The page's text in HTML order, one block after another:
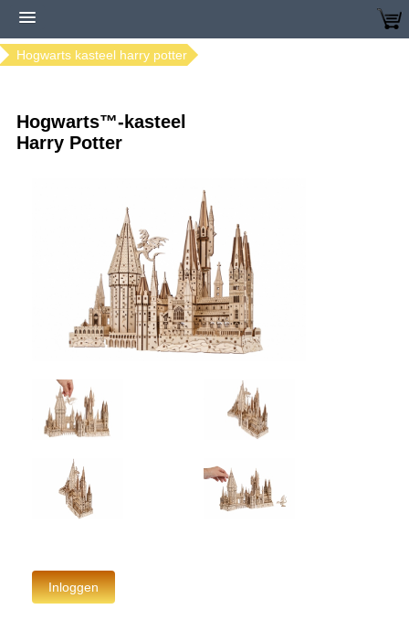
Home
Hogwarts kasteel harry potter
Hogwarts™-kasteel
Harry Potter